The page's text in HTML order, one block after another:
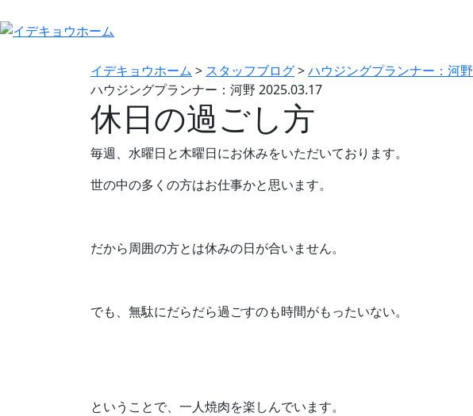
イデキョウホーム > スタッフブログ>ハウジングプランナー：河野
ハウジングプランナー：河野 2025.03.17
休日の過ごし方
毎週、水曜日と木曜日にお休みをいただいております。
世の中の多くの方はお仕事かと思います。
だから周囲の方とは休みの日が合いません。
でも、無駄にだらだら過ごすのも時間がもったいない。
ということで、一人焼肉を楽しんでいます。